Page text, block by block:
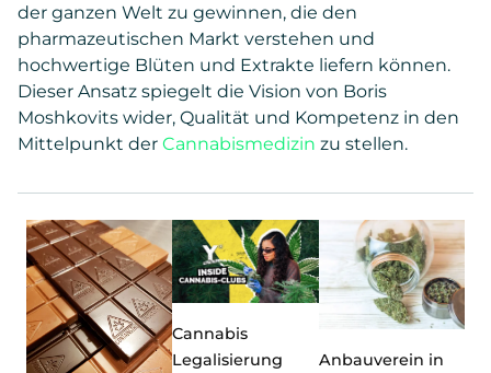
der ganzen Welt zu gewinnen, die den
pharmazeutischen Markt verstehen und
hochwertige Blüten und Extrakte liefern können.
Dieser Ansatz spiegelt die Vision von Boris
Moshkovits wider, Qualität und Kompetenz in den
Mittelpunkt der Cannabismedizin zu stellen.
Cannabis
Legalisierung
Anbauverein in